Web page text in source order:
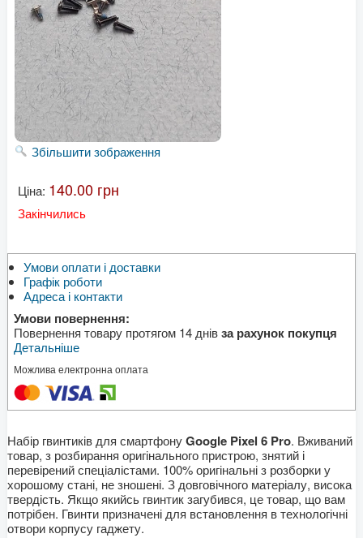
Збільшити зображення
Ціна: 140.00 грн
Закінчились
Умови оплати і доставки
Графік роботи
Адреса і контакти
Умови повернення:
Повернення товару протягом 14 днівза рахунок покупця
Детальніше
Можлива електронна оплата
Набір гвинтиків для смартфонуGoogle Pixel 6 Pro. Вживаний
товар, з розбирання оригінального пристрою, знятий і
перевірений спеціалістами. 100% оригінальні з розборки у
хорошому стані, не зношені. З довговічного матеріалу, висока
твердість. Якщо якийсь гвинтик загубився, це товар, що вам
потрібен. Гвинти призначені для встановлення в технологічні
отвори корпусу гаджету.